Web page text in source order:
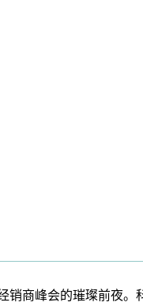
峰会的璀璨前夜。